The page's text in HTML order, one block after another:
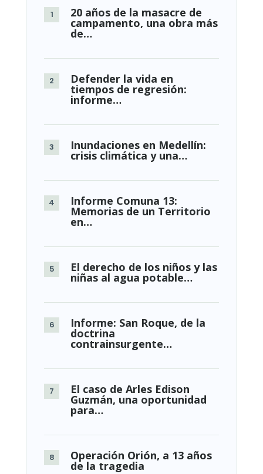
20 años de la masacre de
campamento, una obra más
de…
Defender la vida en
tiempos de regresión:
informe…
Inundaciones en Medellín:
crisis climática y una…
Informe Comuna 13:
Memorias de un Territorio
en…
El derecho de los niños y las
niñas al agua potable…
Informe: San Roque, de la
doctrina
contrainsurgente…
El caso de Arles Edison
Guzmán, una oportunidad
para…
Operación Orión, a 13 años
de la tragedia